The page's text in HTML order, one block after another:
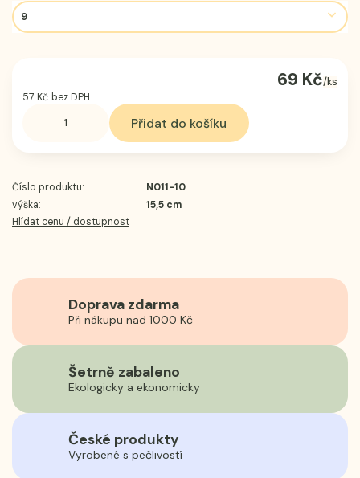
69 Kč/ks
57 Kč bez DPH
Přidat do košíku
Číslo produktu:
N011-10
výška:
15,5 cm
Hlídat cenu / dostupnost
Doprava zdarma
Při nákupu nad 1000 Kč
Šetrně zabaleno
Ekologicky a ekonomicky
České produkty
Vyrobené s pečlivostí